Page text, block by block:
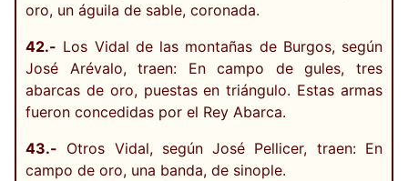
oro, un águila de sable, coronada.
42.- Los Vidal de las montañas de Burgos, según
José Arévalo, traen: En campo de gules, tres
abarcas de oro, puestas en triángulo. Estas armas
fueron concedidas por el Rey Abarca.
43.- Otros Vidal, según José Pellicer, traen: En
campo de oro, una banda, de sinople.